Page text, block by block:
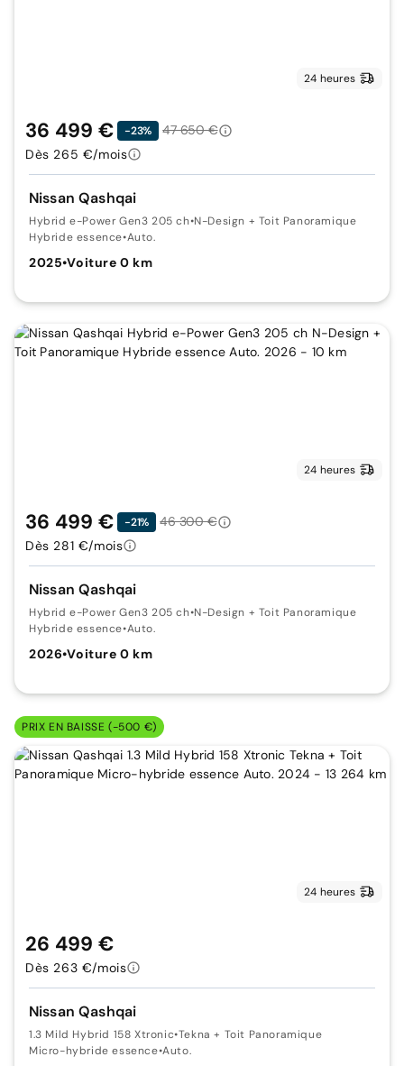
24 heures
Nissan Qashqai
Hybrid e-Power Gen3 205 ch•N-Design + Toit Panoramique
Hybride essence•Auto.
2025•Voiture 0 km
36 499 € -23%
47 650 €
Dès 265 €/mois
24 heures
Nissan Qashqai
Hybrid e-Power Gen3 205 ch•N-Design + Toit Panoramique
Hybride essence•Auto.
2026•Voiture 0 km
36 499 € -21%
46 300 €
Dès 281 €/mois
PRIX EN BAISSE (-500 €)
24 heures
Nissan Qashqai
1.3 Mild Hybrid 158 Xtronic•Tekna + Toit Panoramique
Micro-hybride essence•Auto.
26 499 €
Dès 263 €/mois